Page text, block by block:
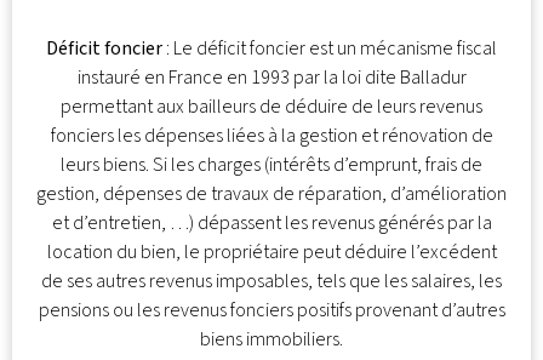
Déficit foncier: Le déficit foncier est un mécanisme fiscal
instauré en France en 1993 par la loi dite Balladur
permettant aux bailleurs de déduire de leurs revenus
fonciers les dépenses liées à la gestion et rénovation de
leurs biens. Si les charges (intérêts d’emprunt, frais de
gestion, dépenses de travaux de réparation, d’amélioration
et d’entretien, …) dépassent les revenus générés par la
location du bien, le propriétaire peut déduire l’excédent
de ses autres revenus imposables, tels que les salaires, les
pensions ou les revenus fonciers positifs provenant d’autres
biens immobiliers.